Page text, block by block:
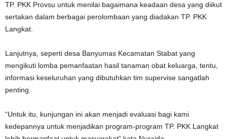
TP. PKK Provsu untuk menilai bagaimana keadaan desa yang diikut
sertakan dalam berbagai perolombaan yang diadakan TP. PKK
Langkat.
Lanjutnya, seperti desa Banyumas Kecamatan Stabat yang
mengikuti lomba pemanfaatan hasil tanaman obat keluarga, tentu,
informasi keseluruhan yang dibutuhkan tim supervise sangatlah
penting.
“Untuk itu, kunjungan ini akan menjadi evaluasi bagi kami
kedepannya untuk menjadikan program-program TP. PKK Langkat